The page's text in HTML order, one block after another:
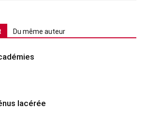
Du même auteur
lacérée